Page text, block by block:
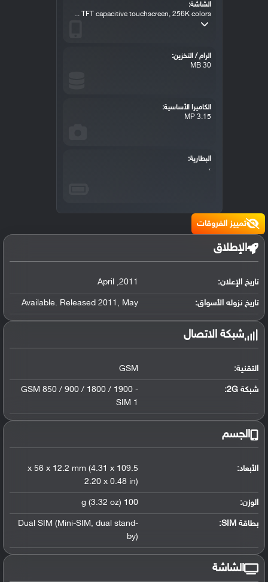
الشاشة:
TFT capacitive touchscreen, 256K colors ...
الرام / التخزين:
30 MB
الكاميرا الأساسية:
3.15 MP
البطارية:
،
تمييز الفروقات
الإطلاق
تاريخ الإعلان: 2011
,
April
تاريخ نزوله الأسواق: Available. Released 2011 , May
شبكة الاتصال
التقنية: GSM
شبكة 2G:
GSM 850 / 900 / 1800 / 1900 -
SIM 1
الجسم
الأبعاد:
109.5 x 56 x 12.2 mm (4.31 x
2.20 x 0.48 in)
الوزن: 100 g (3.32 oz)
بطاقة SIM: Dual SIM (Mini-SIM, dual stand-
by)
الشاشة